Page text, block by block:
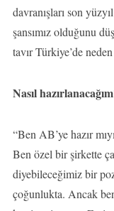
davranışları son
şansımız olduğunu
tavır Türkiye’de
Nasıl
“Ben AB’ye hazır
Ben özel bir şirkette
diyebileceğimiz bir
çoğunlukta. Ancak